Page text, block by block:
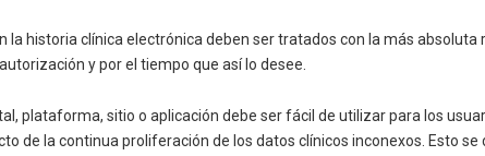
historia clínica electrónica deben ser tratados con la más
y por el tiempo que así lo desee.
plataforma, sitio o aplicación debe ser fácil de utilizar para los
de la continua proliferación de los datos clínicos inconexos. Esto